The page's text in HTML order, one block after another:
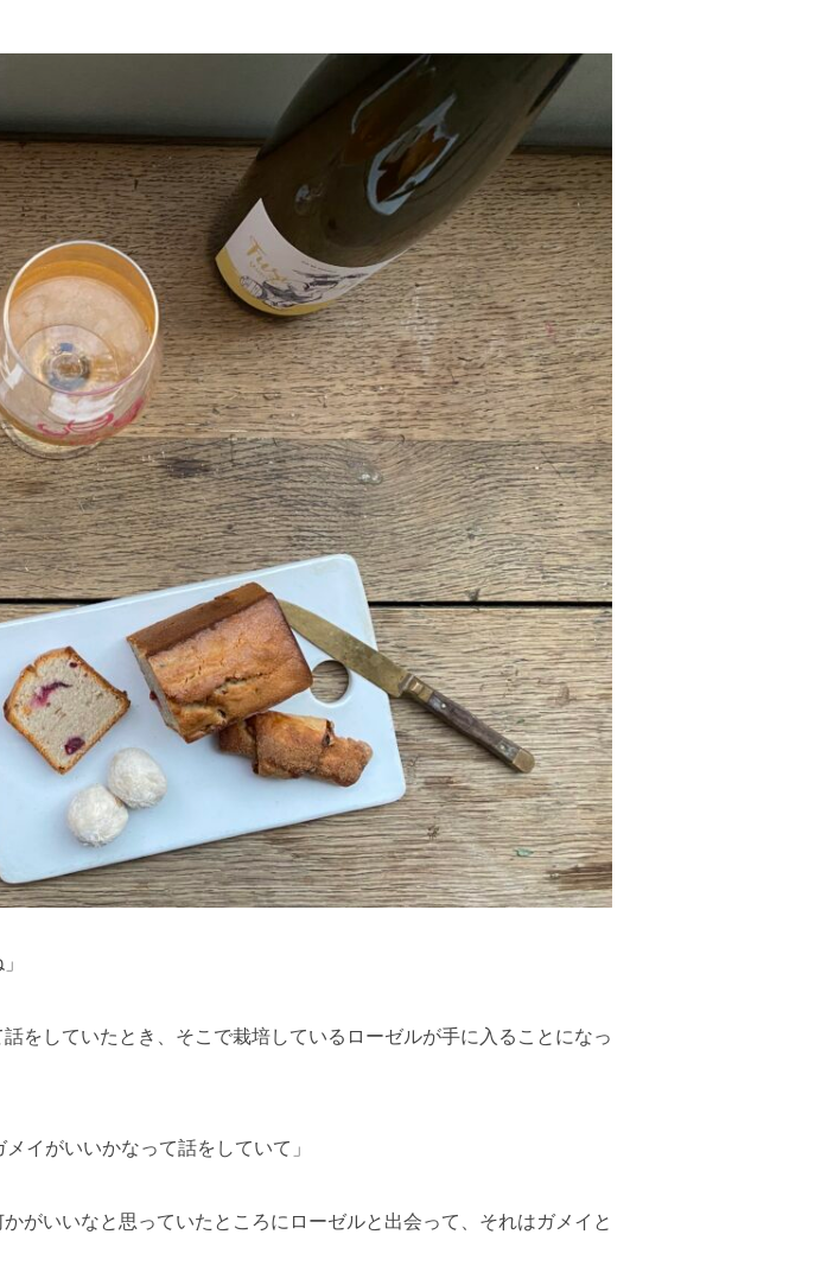
をしていたとき、そこで栽培しているローゼルが手に入ることになっ
イがいいかなって話をしていて」
がいいなと思っていたところにローゼルと出会って、それはガメイと